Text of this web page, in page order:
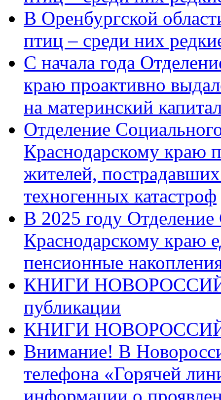
В Оренбургской
птиц – среди них
С начала года
краю проактивно
на материнский
Отделение
Краснодарскому краю
жителей,
техногенных катастроф
В 2025 году
Краснодарскому краю
пенсионные
КНИГИ
публикации
КНИГИ
Внимание! В
телефона «Горячей